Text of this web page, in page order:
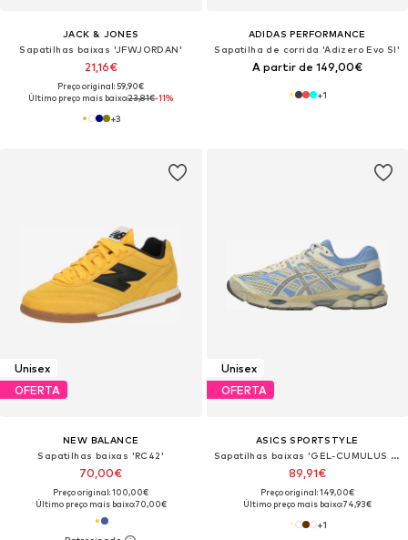
JACK & JONES
Sapatilhas baixas 'JFWJORDAN'
21,16€
Preço original: 59,90€
Último preço mais baixo:23,81€-11%
+3
ADIDAS PERFORMANCE
Sapatilha de corrida 'Adizero Evo Sl'
A partir de 149,00€
+1
Unisex
OFERTA
NEW BALANCE
Sapatilhas baixas 'RC42'
70,00€
Preço original: 100,00€
Último preço mais baixo:70,00€
Unisex
OFERTA
ASICS SPORTSTYLE
Sapatilhas baixas 'GEL-CUMULUS 16'
89,91€
Preço original: 149,00€
Último preço mais baixo:74,93€
+1